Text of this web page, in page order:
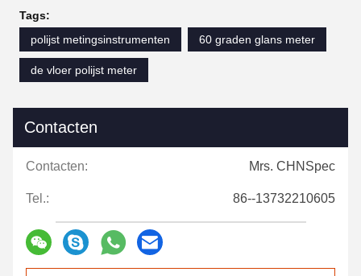
Tags:
polijst metingsinstrumenten
60 graden glans meter
de vloer polijst meter
Contacten
Contacten: Mrs. CHNSpec
Tel.: 86--13732210605